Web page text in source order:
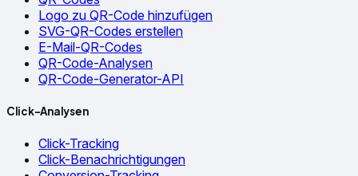
Logo zu QR-Code hinzufügen
SVG-QR-Codes erstellen
E-Mail-QR-Codes
QR-Code-Analysen
QR-Code-Generator-API
Click-Analysen
Click-Tracking
Click-Benachrichtigungen